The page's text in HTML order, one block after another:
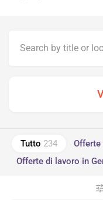
Tutto 234
Offerte di lavoro in